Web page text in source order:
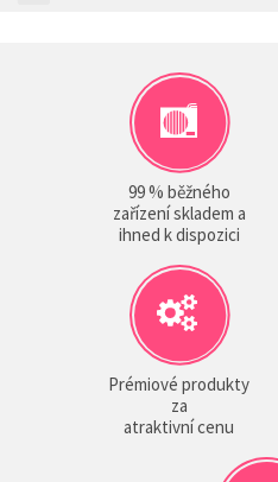
99 % běžného
zařízení skladem a
ihned k dispozici
Prémiové produkty
za
atraktivní cenu